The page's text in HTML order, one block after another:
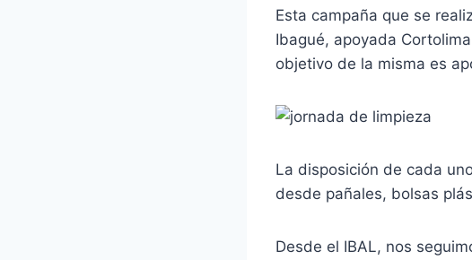
Esta campaña que se
Ibagué, apoyada
objetivo de la misma es
La disposición de cada
desde pañales, bolsas
Desde el IBAL, nos